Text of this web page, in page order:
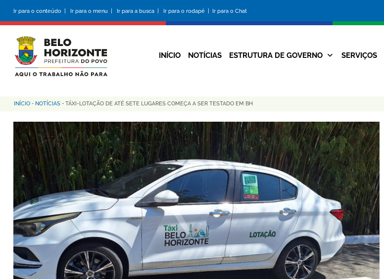
conteúdo
principal
Ir para o conteúdo | Ir para o menu | Ir para a busca | Ir para o rodapé | Ir para o Chat
da
Prefeitura
Navegação
INÍCIO NOTÍCIAS ESTRUTURA DE GOVERNO SERVIÇOS
Trilha
de
navegação
INÍCIO - NOTÍCIAS - TÁXI-LOTAÇÃO DE ATÉ SETE LUGARES COMEÇA A SER TESTADO EM BH